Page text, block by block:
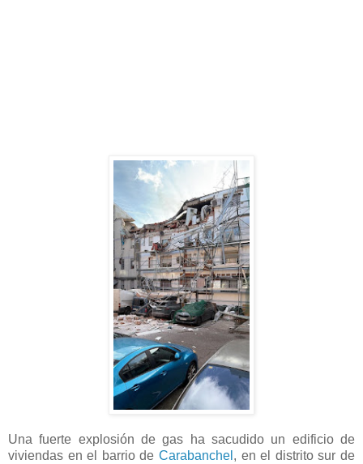
Una fuerte explosión de gas ha sacudido un edificio de
viviendas en el barrio de Carabanchel , en el distrito sur de